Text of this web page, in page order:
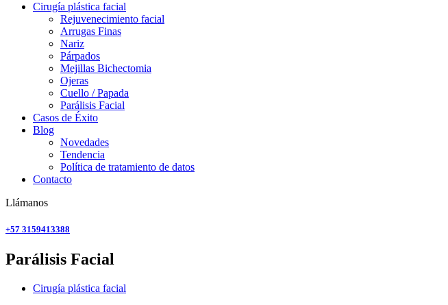
Cirugía plástica facial
Rejuvenecimiento facial
Arrugas Finas
Nariz
Párpados
Mejillas Bichectomia
Ojeras
Cuello / Papada
Parálisis Facial
Casos de Éxito
Blog
Novedades
Tendencia
Política de tratamiento de datos
Contacto
Llámanos
+57 3159413388
Parálisis Facial
Cirugía plástica facial